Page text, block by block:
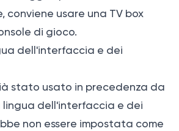
conviene usare una TV box
di gioco.
dell'interfaccia e dei
stato usato in precedenza da
lingua dell'interfaccia e dei
non essere impostata come